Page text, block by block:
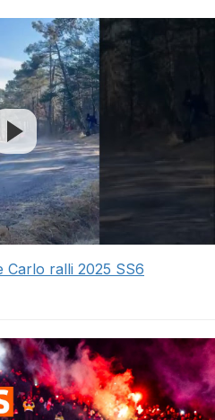
Carlo ralli 2025 SS6